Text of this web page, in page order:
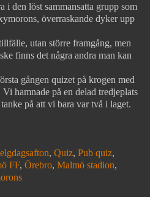
i den löst sammansatta grupp som
överraskande dyker upp
utan större framgång, men
finns det några andra man kan
gången quizet på krogen med
hamnade på en delad tredjeplats
på att vi bara var två i laget.
, Quiz, Pub quiz,
FF, Örebro, Malmö stadion,